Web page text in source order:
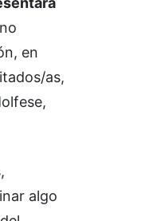
en
as,
algo